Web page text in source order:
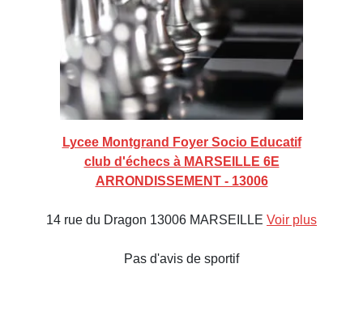
Lycee Montgrand Foyer Socio Educatif
club d'échecs à MARSEILLE 6E
ARRONDISSEMENT - 13006
14 rue du Dragon 13006 MARSEILLE Voir plus
Pas d'avis de sportif